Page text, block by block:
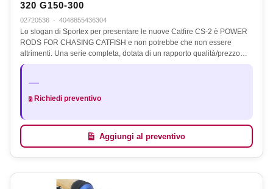
320 G150-300
02720536 · 4048855436304
Lo slogan di Sportex per presentare le nuove Catfire CS-2 è POWER
RODS FOR CHASING CATFISH e non potrebbe che non essere
altrimenti. Una serie completa, dotata di un rapporto qualità/prezzo…
—
Richiedi preventivo
Aggiungi al preventivo